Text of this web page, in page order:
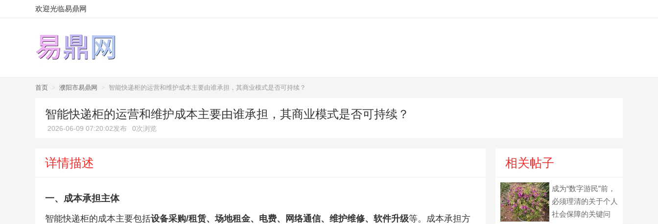
欢迎光临易鼎网
首页 > 濮阳市易鼎网 > 智能快递柜的运营和维护成本主要由谁承担，其商业模式是否可持续？
智能快递柜的运营和维护成本主要由谁承担，其商业模式是否可持续？
2026-06-09 07:20:02发布 0次浏览
详情描述
一、成本承担主体
智能快递柜的成本主要包括设备采购/租赁、场地租金、电费、网络通信、维护维修、软件升级等。成本承担方
相关帖子
成为“数字游民”前，
必须理清的关于个人
社会保障的关键问